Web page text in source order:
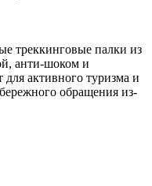
треккинговые палки из
анти-шоком и
для активного туризма и
обращения из-